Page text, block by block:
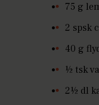
75 g
2 spsk
40 g
½ tsk
2½ dl